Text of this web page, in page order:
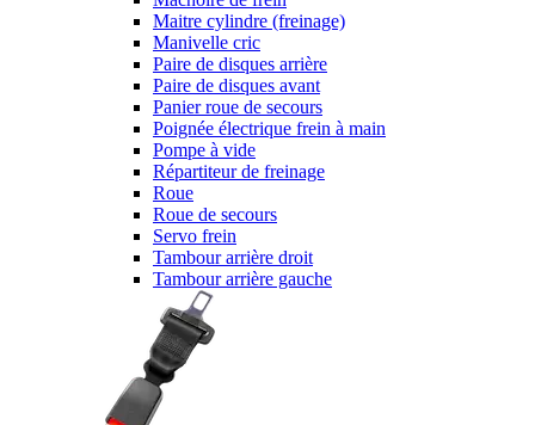
Maitre cylindre (freinage)
Manivelle cric
Paire de disques arrière
Paire de disques avant
Panier roue de secours
Poignée électrique frein à main
Pompe à vide
Répartiteur de freinage
Roue
Roue de secours
Servo frein
Tambour arrière droit
Tambour arrière gauche